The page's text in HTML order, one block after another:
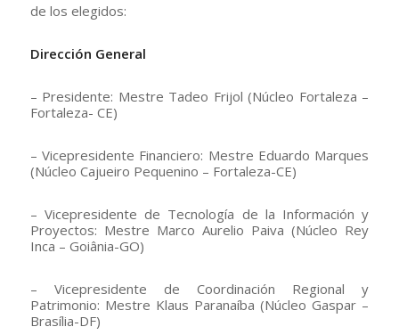
de los elegidos:
Dirección General
– Presidente: Mestre Tadeo Frijol (Núcleo Fortaleza –
Fortaleza- CE)
– Vicepresidente Financiero: Mestre Eduardo Marques
(Núcleo Cajueiro Pequenino – Fortaleza-CE)
– Vicepresidente de Tecnología de la Información y
Proyectos: Mestre Marco Aurelio Paiva (Núcleo Rey
Inca – Goiânia-GO)
– Vicepresidente de Coordinación Regional y
Patrimonio: Mestre Klaus Paranaíba (Núcleo Gaspar –
Brasília-DF)